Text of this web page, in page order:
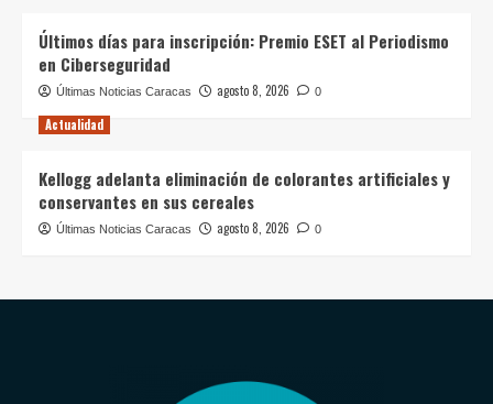
Últimos días para inscripción: Premio ESET al Periodismo
en Ciberseguridad
Últimas Noticias Caracas agosto 8, 2026 0
Actualidad
Kellogg adelanta eliminación de colorantes artificiales y
conservantes en sus cereales
Últimas Noticias Caracas agosto 8, 2026 0